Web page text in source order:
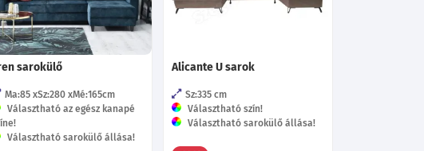
sarokülő
Ma:85 Sz:280 Mé:165cm
Választható az egész kanapé
Választható sarokülő állása!
Alicante U sarok
Sz:335 cm
Választható szín!
Választható sarokülő állása!